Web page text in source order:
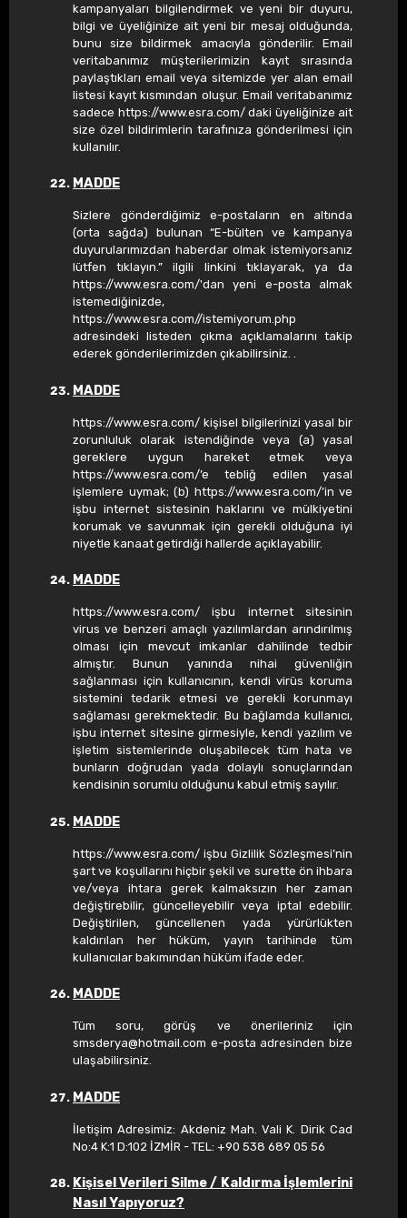
kampanyaları bilgilendirmek ve yeni bir duyuru,
bilgi ve üyeliğinize ait yeni bir mesaj olduğunda,
bunu size bildirmek amacıyla gönderilir. Email
veritabanımız müşterilerimizin kayıt sırasında
paylaştıkları email veya sitemizde yer alan email
listesi kayıt kısmından oluşur. Email veritabanımız
sadece https://www.esra.com/ daki üyeliğinize ait
size özel bildirimlerin tarafınıza gönderilmesi için
kullanılır.
MADDE
Sizlere gönderdiğimiz e-postaların en altında
(orta sağda) bulunan “E-bülten ve kampanya
duyurularımızdan haberdar olmak istemiyorsanız
lütfen tıklayın.” ilgili linkini tıklayarak, ya da
https://www.esra.com/'dan yeni e-posta almak
istemediğinizde,
https://www.esra.com//istemiyorum.php
adresindeki listeden çıkma açıklamalarını takip
ederek gönderilerimizden çıkabilirsiniz. .
MADDE
https://www.esra.com/ kişisel bilgilerinizi yasal bir
zorunluluk olarak istendiğinde veya (a) yasal
gereklere uygun hareket etmek veya
https://www.esra.com/’e tebliğ edilen yasal
işlemlere uymak; (b) https://www.esra.com/’in ve
işbu internet sistesinin haklarını ve mülkiyetini
korumak ve savunmak için gerekli olduğuna iyi
niyetle kanaat getirdiği hallerde açıklayabilir.
MADDE
https://www.esra.com/ işbu internet sitesinin
virus ve benzeri amaçlı yazılımlardan arındırılmış
olması için mevcut imkanlar dahilinde tedbir
almıştır. Bunun yanında nihai güvenliğin
sağlanması için kullanıcının, kendi virüs koruma
sistemini tedarik etmesi ve gerekli korunmayı
sağlaması gerekmektedir. Bu bağlamda kullanıcı,
işbu internet sitesine girmesiyle, kendi yazılım ve
işletim sistemlerinde oluşabilecek tüm hata ve
bunların doğrudan yada dolaylı sonuçlarından
kendisinin sorumlu olduğunu kabul etmiş sayılır.
MADDE
https://www.esra.com/ işbu Gizlilik Sözleşmesi’nin
şart ve koşullarını hiçbir şekil ve surette ön ihbara
ve/veya ihtara gerek kalmaksızın her zaman
değiştirebilir, güncelleyebilir veya iptal edebilir.
Değiştirilen, güncellenen yada yürürlükten
kaldırılan her hüküm, yayın tarihinde tüm
kullanıcılar bakımından hüküm ifade eder.
MADDE
Tüm soru, görüş ve önerileriniz için
smsderya@hotmail.com e-posta adresinden bize
ulaşabilirsiniz.
MADDE
İletişim Adresimiz: Akdeniz Mah. Vali K. Dirik Cad
No:4 K:1 D:102 İZMİR - TEL: +90 538 689 05 56
Kişisel Verileri Silme / Kaldırma İşlemlerini
Nasıl Yapıyoruz?